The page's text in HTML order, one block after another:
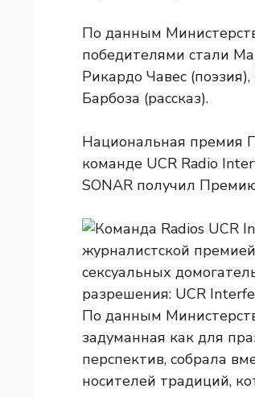
По данным
победителями стали
Рикардо Чавес
Барбоза (рассказ).
Национальная премия
команде UCR Radio
SONAR получил
По данным
задуманная как для
перспектив, собрала
носителей традиций,